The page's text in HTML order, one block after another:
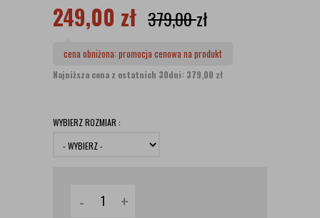
249,00 zł 379,00zł
cena obniżona: promocja cenowa na produkt
Najniższa cena z ostatnich 30dni: 379,00 zł
WYBIERZ ROZMIAR :
- +